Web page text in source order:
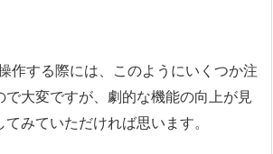
作する際には、このようにいくつか注
大変ですが、劇的な機能の向上が見
みていただければ思います。